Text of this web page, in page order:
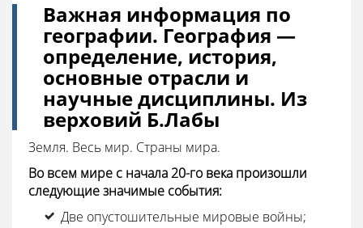
Важная информация по
географии. География —
определение, история,
основные отрасли и
научные дисциплины. Из
верховий Б.Лабы
Земля. Весь мир. Страны мира.
Во всем мире с начала 20-го века произошли
следующие значимые события:
Две опустошительные мировые войны;